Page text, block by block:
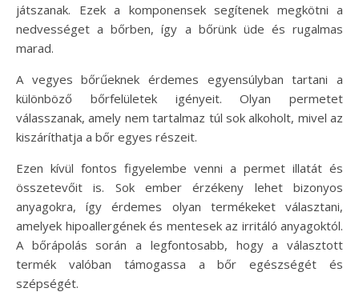
játszanak. Ezek a komponensek segítenek megkötni a
nedvességet a bőrben, így a bőrünk üde és rugalmas
marad.
A vegyes bőrűeknek érdemes egyensúlyban tartani a
különböző bőrfelületek igényeit. Olyan permetet
válasszanak, amely nem tartalmaz túl sok alkoholt, mivel az
kiszáríthatja a bőr egyes részeit.
Ezen kívül fontos figyelembe venni a permet illatát és
összetevőit is. Sok ember érzékeny lehet bizonyos
anyagokra, így érdemes olyan termékeket választani,
amelyek hipoallergének és mentesek az irritáló anyagoktól.
A bőrápolás során a legfontosabb, hogy a választott
termék valóban támogassa a bőr egészségét és
szépségét.